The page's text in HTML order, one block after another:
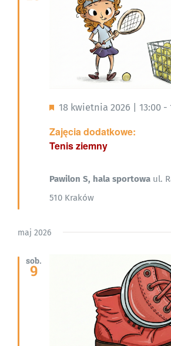
Zajęcia dodatkowe:
Tenis ziemny
Wyróżnione
18 kwietnia 2026 | 13:00 -
Pawilon S, hala sportowa ul.
510 Kraków
maj 2026
sob.
9